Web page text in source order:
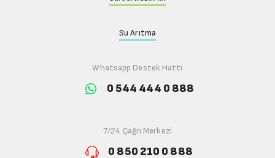
Su Arıtma
Whatsapp Destek Hattı
0 544 444 0 888
7/24 Çağrı Merkezi
0 850 210 0 888